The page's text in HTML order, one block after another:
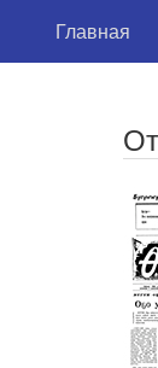
Главная